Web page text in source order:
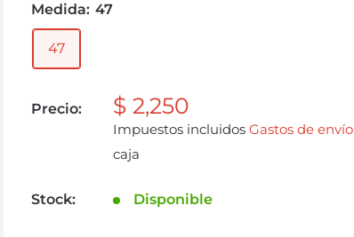
Medida: 47
47
Precio: $ 2,250
Impuestos incluidosGastos de envío
caja
Stock: Disponible